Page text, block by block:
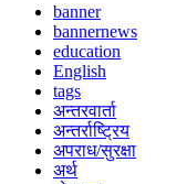
banner
bannernews
education
English
tags
अन्तरवार्ता
अन्तर्राष्ट्रिय
अपराध/सुरक्षा
अर्थ